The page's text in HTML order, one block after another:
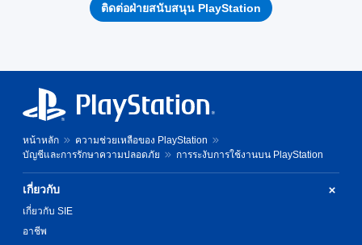
ติดต่อฝ่ายสนับสนุน PlayStation
หน้าหลัก
ความช่วยเหลือของ PlayStation
บัญชีและการรักษาความปลอดภัย
การระงับการใช้งานบน PlayStation
เกี่ยวกับ
เกี่ยวกับ SIE
อาชีพ